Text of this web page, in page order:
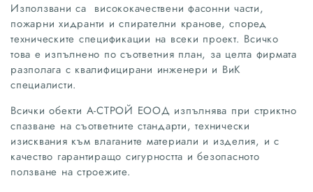
Използвани са висококачествени фасонни части,
пожарни хидранти и спирателни кранове, според
техническите спецификации на всеки проект. Всичко
това е изпълнено по съответния план, за целта фирмата
разполага с квалифицирани инженери и ВиК
специалисти.
Всички обекти А-СТРОЙ ЕООД изпълнява при стриктно
спазване на съответните стандарти, технически
изисквания към влаганите материали и изделия, и с
качество гарантиращо сигурността и безопасното
ползване на строежите.